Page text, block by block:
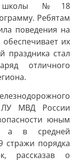
школы №18
Ребятам
поведения на
их
праздника стал
отличного
ЛУ МВД России
юным
а в средней
стражи порядка
рассказав о